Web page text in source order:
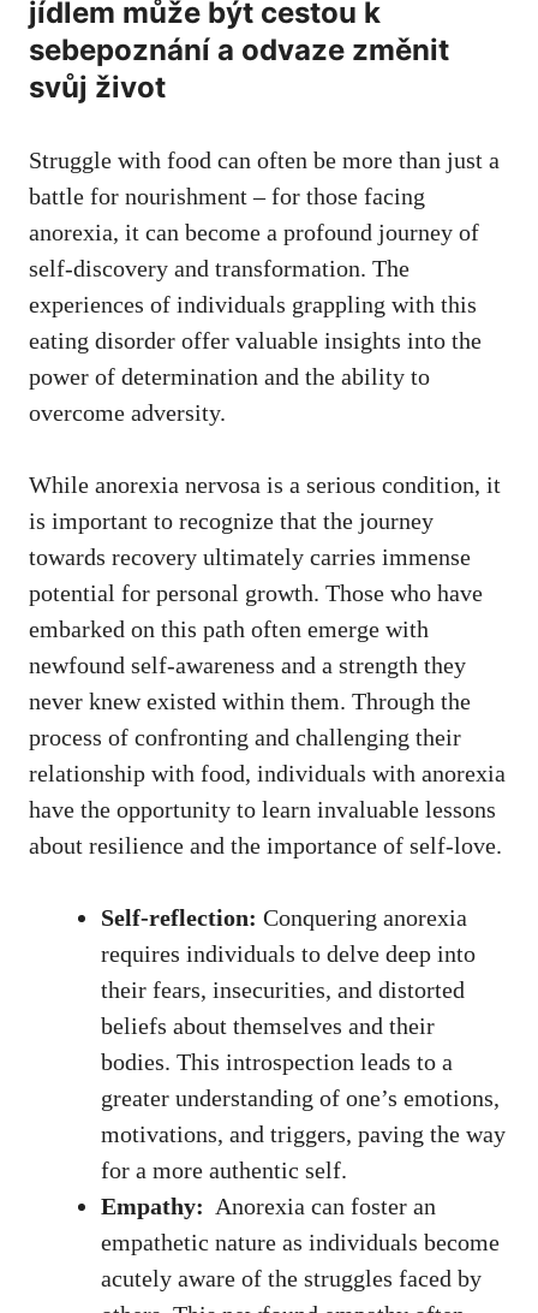
jídlem může být cestou k
sebepoznání a odvaze změnit⁤
svůj život
Struggle with ‌food can often be more than just a
battle for nourishment – for⁤ those facing
anorexia, it ​can become a profound journey​ of
self-discovery ⁣and transformation. The
experiences of individuals grappling with this
‍eating disorder offer valuable insights into the
power of determination ⁣and the ability to
overcome adversity.
While anorexia nervosa is⁣ a serious condition, it
is important to recognize that the journey
towards recovery ultimately carries immense
potential for ⁤personal​ growth. Those ‍who have
embarked⁤ on this path often emerge‌ with⁢
newfound self-awareness and a strength they
never knew existed within them. Through ⁣the
process of confronting⁣ and ⁣challenging their
relationship with food, individuals with⁣ anorexia
have the opportunity to learn invaluable lessons
about resilience and ‌the importance of self-love.
Self-reflection: ‌Conquering anorexia
⁤requires individuals to delve deep into
their ⁤fears,⁤ insecurities, and distorted
beliefs about themselves ‍and⁢ their
bodies. This introspection leads to a
⁢greater understanding of‍ one’s emotions,
motivations, and​ triggers, paving ⁢the way
for a more authentic self.
Empathy: ⁤ Anorexia can foster an
empathetic nature as individuals become
acutely aware of the struggles faced by